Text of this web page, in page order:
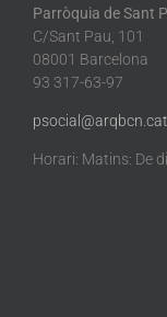
Parròquia de Sant
C/Sant Pau, 101
08001 Barcelona
93 317-63-97
psocial@arqbcn.cat
Horari: Matins: De